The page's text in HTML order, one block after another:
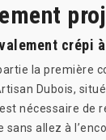
crépi
la première
Dubois,
nécessaire de
allez à